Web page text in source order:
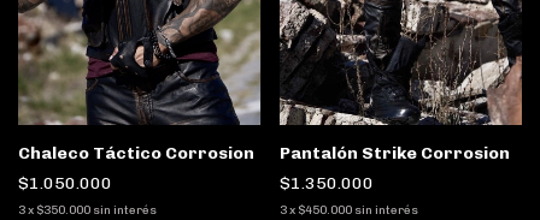
Chaleco Táctico Corrosion
$1.050.000
3x $350.000 sin interés
Pantalón Strike Corrosion
$1.350.000
3 x $450.000 sin interés